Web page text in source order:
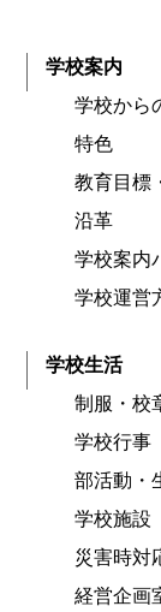
学校案内
学校から
特色
教育目標
沿革
学校案内
学校運営
学校生活
制服・校
学校行事
部活動・
学校施設
災害時対
経営企画